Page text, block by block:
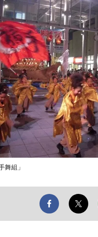
舞組」